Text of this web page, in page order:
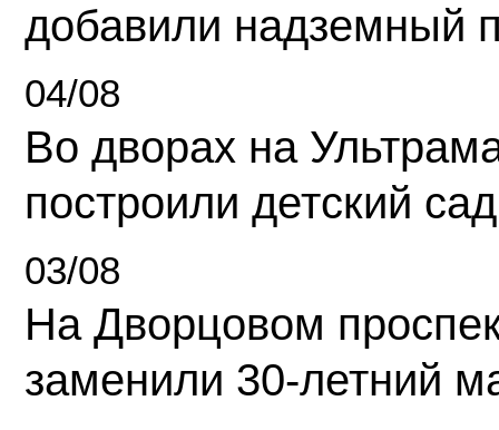
добавили надземный
04/08
Во дворах на
построили детский сад
03/08
На Дворцовом
заменили 30-летний